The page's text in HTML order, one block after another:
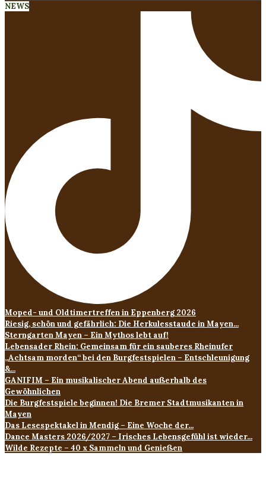
NEWS
Moped- und Oldtimertreffen in Eppenberg 2026
Riesig, schön und gefährlich: Die Herkulesstaude in Mayen...
Sterngarten Mayen – Ein Mythos lebt auf!
Lebensader Rhein: Gemeinsam für ein sauberes Rheinufer
„Achtsam morden“ bei den Burgfestspielen – Entschleunigung
&...
GANIFIM – Ein musikalischer Abend außerhalb des
Gewöhnlichen
Die Burgfestspiele beginnen! Die Bremer Stadtmusikanten in
Mayen
Das Lesespektakel in Mendig – Eine Woche der...
Dance Masters 2026/2027 – Irisches Lebensgefühl ist wieder...
Wilde Rezepte – 40 x Sammeln und Genießen